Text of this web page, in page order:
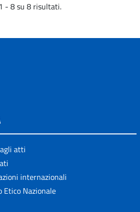
- 8 su 8 risultati.
atti
internazionali
Etico Nazionale